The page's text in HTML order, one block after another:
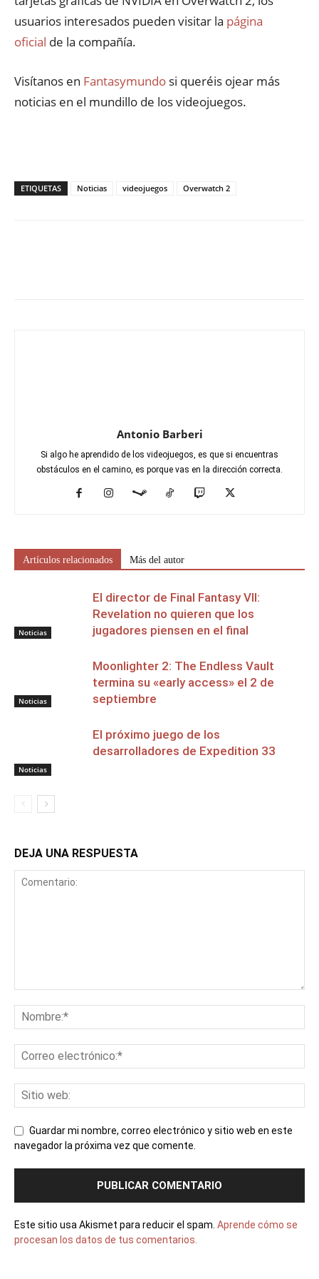
usuarios interesados pueden visitar la página
oficial de la compañía.
Visítanos en Fantasymundo si queréis ojear más
noticias en el mundillo de los videojuegos.
ETIQUETAS Noticias videojuegos Overwatch 2
Antonio Barberi
Si algo he aprendido de los videojuegos, es que si encuentras
obstáculos en el camino, es porque vas en la dirección correcta.
Artículos relacionados Más del autor
Noticias
El director de Final Fantasy VII:
Revelation no quieren que los
jugadores piensen en el final
Noticias
Moonlighter 2: The Endless Vault
termina su «early access» el 2 de
septiembre
Noticias
El próximo juego de los
desarrolladores de Expedition 33
DEJA UNA RESPUESTA
Guardar mi nombre, correo electrónico y sitio web en este
navegador la próxima vez que comente.
Este sitio usa Akismet para reducir el spam. Aprende cómo se
procesan los datos de tus comentarios.